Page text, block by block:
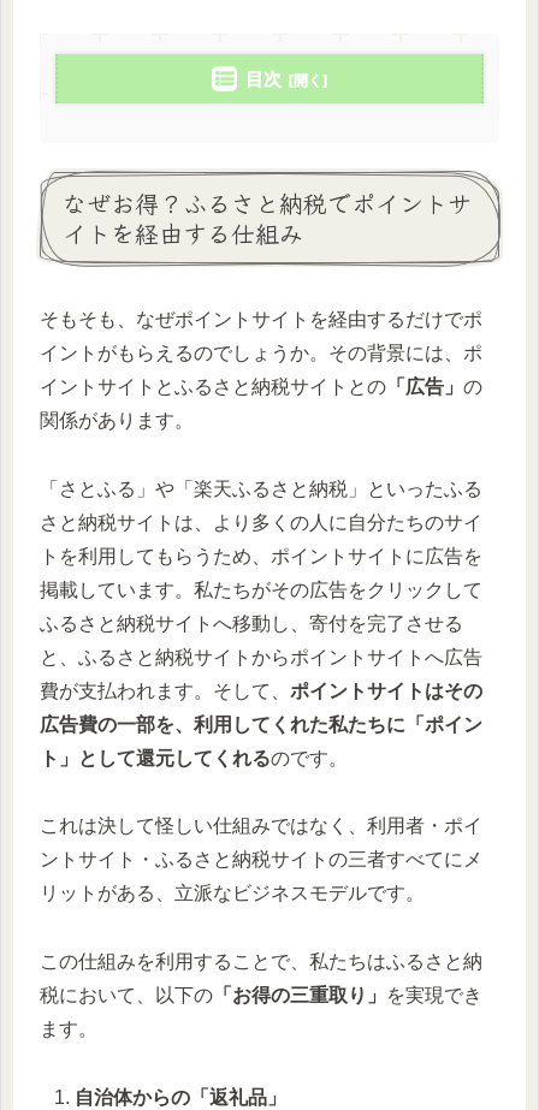
目次
なぜお得？ふるさと納税でポイントサ
イトを経由する仕組み
そもそも、なぜポイントサイトを経由するだけでポ
イントがもらえるのでしょうか。その背景には、ポ
イントサイトとふるさと納税サイトとの 「広告」 の
関係があります。
「さとふる」や「楽天ふるさと納税」といったふる
さと納税サイトは、より多くの人に自分たちのサイ
トを利用してもらうため、ポイントサイトに広告を
掲載しています。私たちがその広告をクリックして
ふるさと納税サイトへ移動し、寄付を完了させる
と、ふるさと納税サイトからポイントサイトへ広告
費が支払われます。そして、 ポイントサイトはその
広告費の一部を、利用してくれた私たちに「ポイン
ト」として還元してくれるのです。
これは決して怪しい仕組みではなく、利用者・ポイ
ントサイト・ふるさと納税サイトの三者すべてにメ
リットがある、立派なビジネスモデルです。
この仕組みを利用することで、私たちはふるさと納
税において、以下の 「お得の三重取り」
を実現でき
ます。
自治体からの「返礼品」